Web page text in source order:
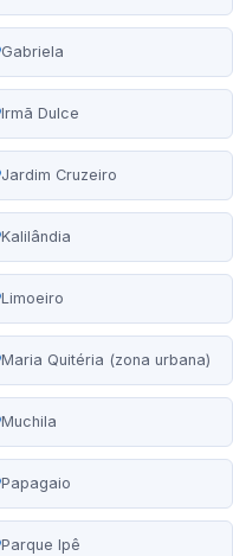
Gabriela
Irmã Dulce
Jardim Cruzeiro
Kalilândia
Limoeiro
Maria Quitéria (zona urbana)
Muchila
Papagaio
Parque Ipê